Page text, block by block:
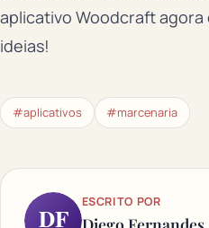
aplicativo Woodcraft agora
ideias!
#aplicativos #marcenaria
DF
ESCRITO POR